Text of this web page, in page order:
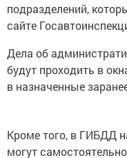
подразделений,
сайте
Дела об
будут проходить в
в назначенные
Кроме того, в ГИБДД
могут